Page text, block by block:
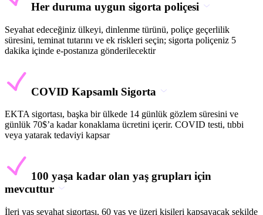
Her duruma uygun sigorta poliçesi
Seyahat edeceğiniz ülkeyi, dinlenme türünü, poliçe geçerlilik
süresini, teminat tutarını ve ek riskleri seçin; sigorta poliçeniz 5
dakika içinde e-postanıza gönderilecektir
COVID Kapsamlı Sigorta
EKTA sigortası, başka bir ülkede 14 günlük gözlem süresini ve
günlük 70$’a kadar konaklama ücretini içerir. COVID testi, tıbbi
veya yatarak tedaviyi kapsar
100 yaşa kadar olan yaş grupları için
mevcuttur
İleri yaş seyahat sigortası, 60 yaş ve üzeri kişileri kapsayacak şekilde